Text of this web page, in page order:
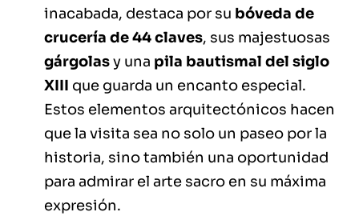
inacabada, destaca por su bóveda de
crucería de 44 claves, sus majestuosas
gárgolasy una pila bautismal del siglo
XIII que guarda un encanto especial.
Estos elementos arquitectónicos hacen
que la visita sea no solo un paseo por la
historia, sino también una oportunidad
para admirar el arte sacro en su máxima
expresión.